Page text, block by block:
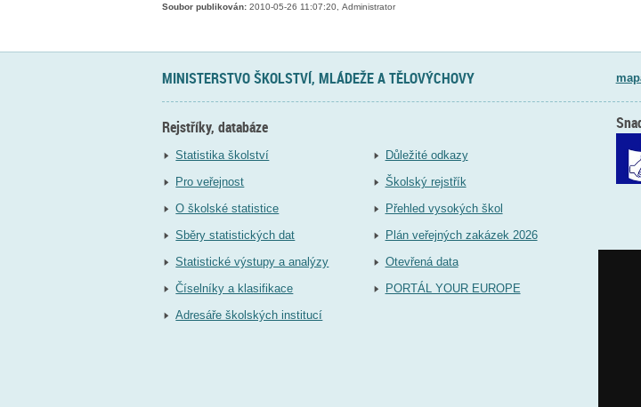
Soubor publikován: 2010-05-26 11:07:20, Administrator
MINISTERSTVO ŠKOLSTVÍ, MLÁDEŽE A TĚLOVÝCHOVY
Rejstříky, databáze
Statistika školství
Pro veřejnost
O školské statistice
Sběry statistických dat
Statistické výstupy a analýzy
Číselníky a klasifikace
Adresáře školských institucí
Důležité odkazy
Školský rejstřík
Přehled vysokých škol
Plán veřejných zakázek 2026
Otevřená data
PORTÁL YOUR EUROPE